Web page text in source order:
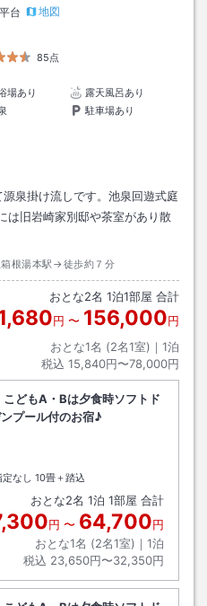
台
地図
85点
場あり
露天風呂あり
駐車場あり
泉掛け流しです。池泉回遊式庭
は旧岩崎家別邸や茶室があり散
根湯本駅→徒歩約７分
おとな2名 1泊1部屋 合計
円 〜 156,000円
おとな1名 (2名1室)｜ 1泊
税込 15,840円〜78,000円
こどもA・Bは夕食時ソフトド
プール付のお宿♪
なし 10畳＋踏込
おとな2名 1泊 1部屋 合計
円 〜 64,700円
おとな1名 (2名1室)｜ 1泊
税込 23,650円〜32,350円